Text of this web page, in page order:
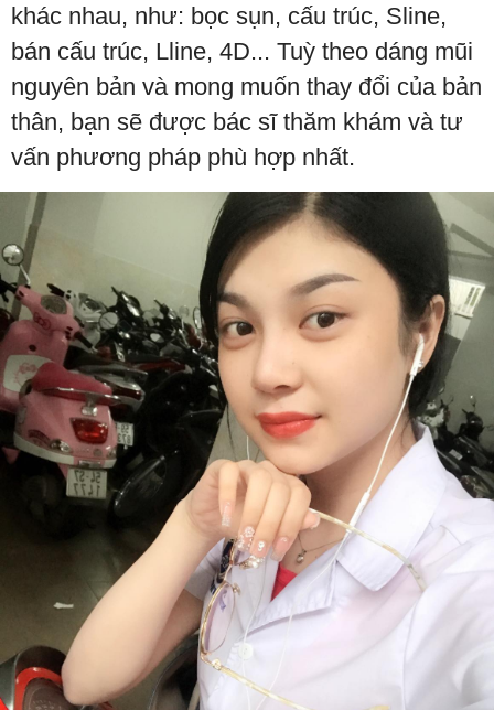
khác nhau, như: bọc sụn, cấu trúc, Sline,
bán cấu trúc, Lline, 4D... Tuỳ theo dáng mũi
nguyên bản và mong muốn thay đổi của bản
thân, bạn sẽ được bác sĩ thăm khám và tư
vấn phương pháp phù hợp nhất.